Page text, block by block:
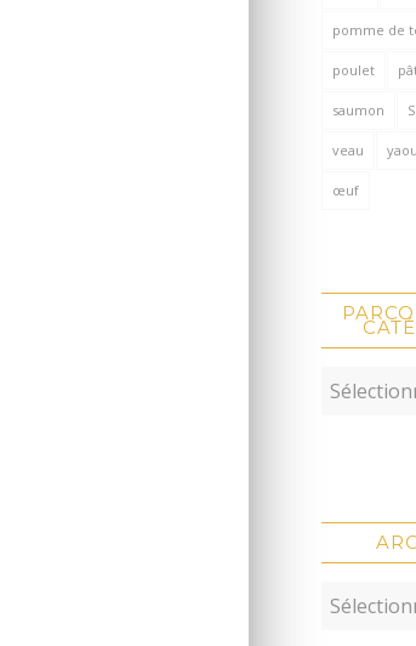
pomme de
poulet
saumon
veau
œuf